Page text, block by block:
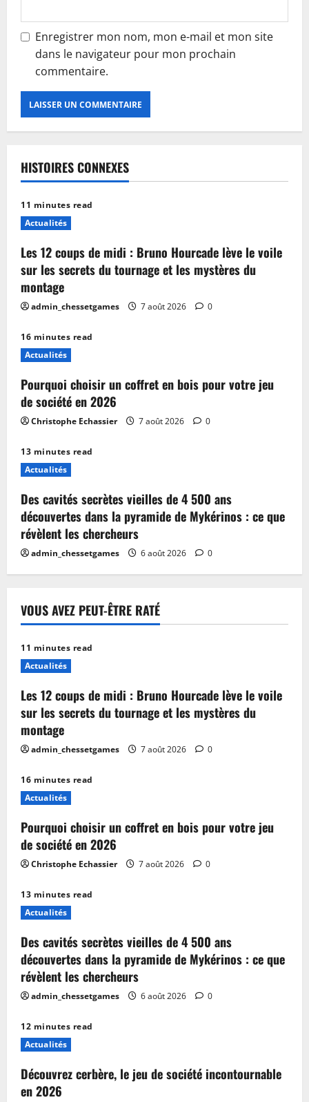
Enregistrer mon nom, mon e-mail et mon site
dans le navigateur pour mon prochain
commentaire.
HISTOIRES CONNEXES
11 minutes read
Actualités
Les 12 coups de midi : Bruno Hourcade lève le voile
sur les secrets du tournage et les mystères du
montage
admin_chessetgames 7 août 2026 0
16 minutes read
Actualités
Pourquoi choisir un coffret en bois pour votre jeu
de société en 2026
Christophe Echassier 7 août 2026 0
13 minutes read
Actualités
Des cavités secrètes vieilles de 4 500 ans
découvertes dans la pyramide de Mykérinos : ce que
révèlent les chercheurs
admin_chessetgames 6 août 2026 0
VOUS AVEZ PEUT-ÊTRE RATÉ
11 minutes read
Actualités
Les 12 coups de midi : Bruno Hourcade lève le voile
sur les secrets du tournage et les mystères du
montage
admin_chessetgames 7 août 2026 0
16 minutes read
Actualités
Pourquoi choisir un coffret en bois pour votre jeu
de société en 2026
Christophe Echassier 7 août 2026 0
13 minutes read
Actualités
Des cavités secrètes vieilles de 4 500 ans
découvertes dans la pyramide de Mykérinos : ce que
révèlent les chercheurs
admin_chessetgames 6 août 2026 0
12 minutes read
Actualités
Découvrez cerbère, le jeu de société incontournable
en 2026